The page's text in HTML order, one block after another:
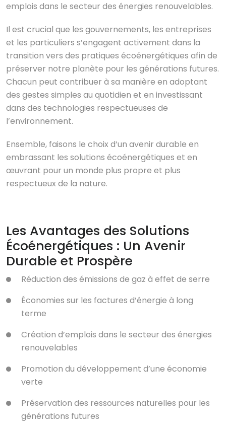
emplois dans le secteur des énergies renouvelables.
Il est crucial que les gouvernements, les entreprises
et les particuliers s’engagent activement dans la
transition vers des pratiques écoénergétiques afin de
préserver notre planète pour les générations futures.
Chacun peut contribuer à sa manière en adoptant
des gestes simples au quotidien et en investissant
dans des technologies respectueuses de
l’environnement.
Ensemble, faisons le choix d’un avenir durable en
embrassant les solutions écoénergétiques et en
œuvrant pour un monde plus propre et plus
respectueux de la nature.
Les Avantages des Solutions
Écoénergétiques : Un Avenir
Durable et Prospère
Réduction des émissions de gaz à effet de serre
Économies sur les factures d’énergie à long
terme
Création d’emplois dans le secteur des énergies
renouvelables
Promotion du développement d’une économie
verte
Préservation des ressources naturelles pour les
générations futures